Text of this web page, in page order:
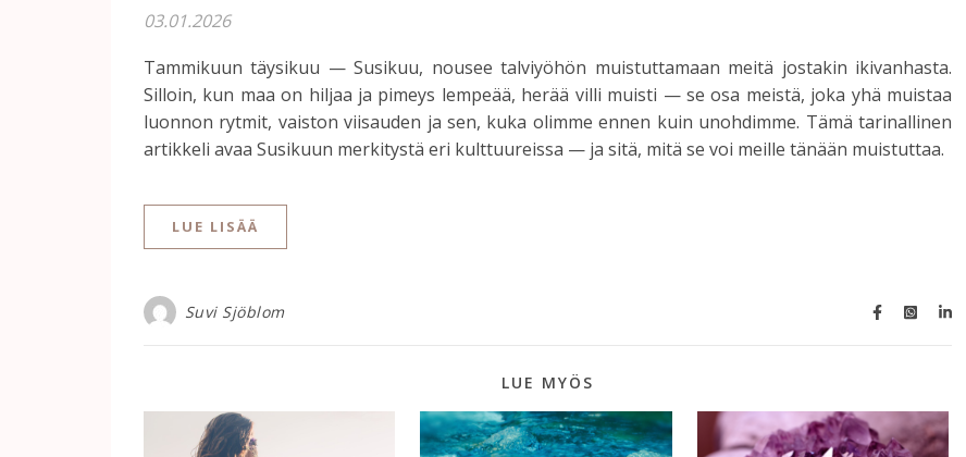
03.01.2026
Tammikuun täysikuu — Susikuu, nousee talviyöhön muistuttamaan meitä jostakin ikivanhasta.
Silloin, kun maa on hiljaa ja pimeys lempeää, herää villi muisti — se osa meistä, joka yhä muistaa
luonnon rytmit, vaiston viisauden ja sen, kuka olimme ennen kuin unohdimme. Tämä tarinallinen
artikkeli avaa Susikuun merkitystä eri kulttuureissa — ja sitä, mitä se voi meille tänään muistuttaa.
LUE LISÄÄ
Suvi Sjöblom
LUE MYÖS